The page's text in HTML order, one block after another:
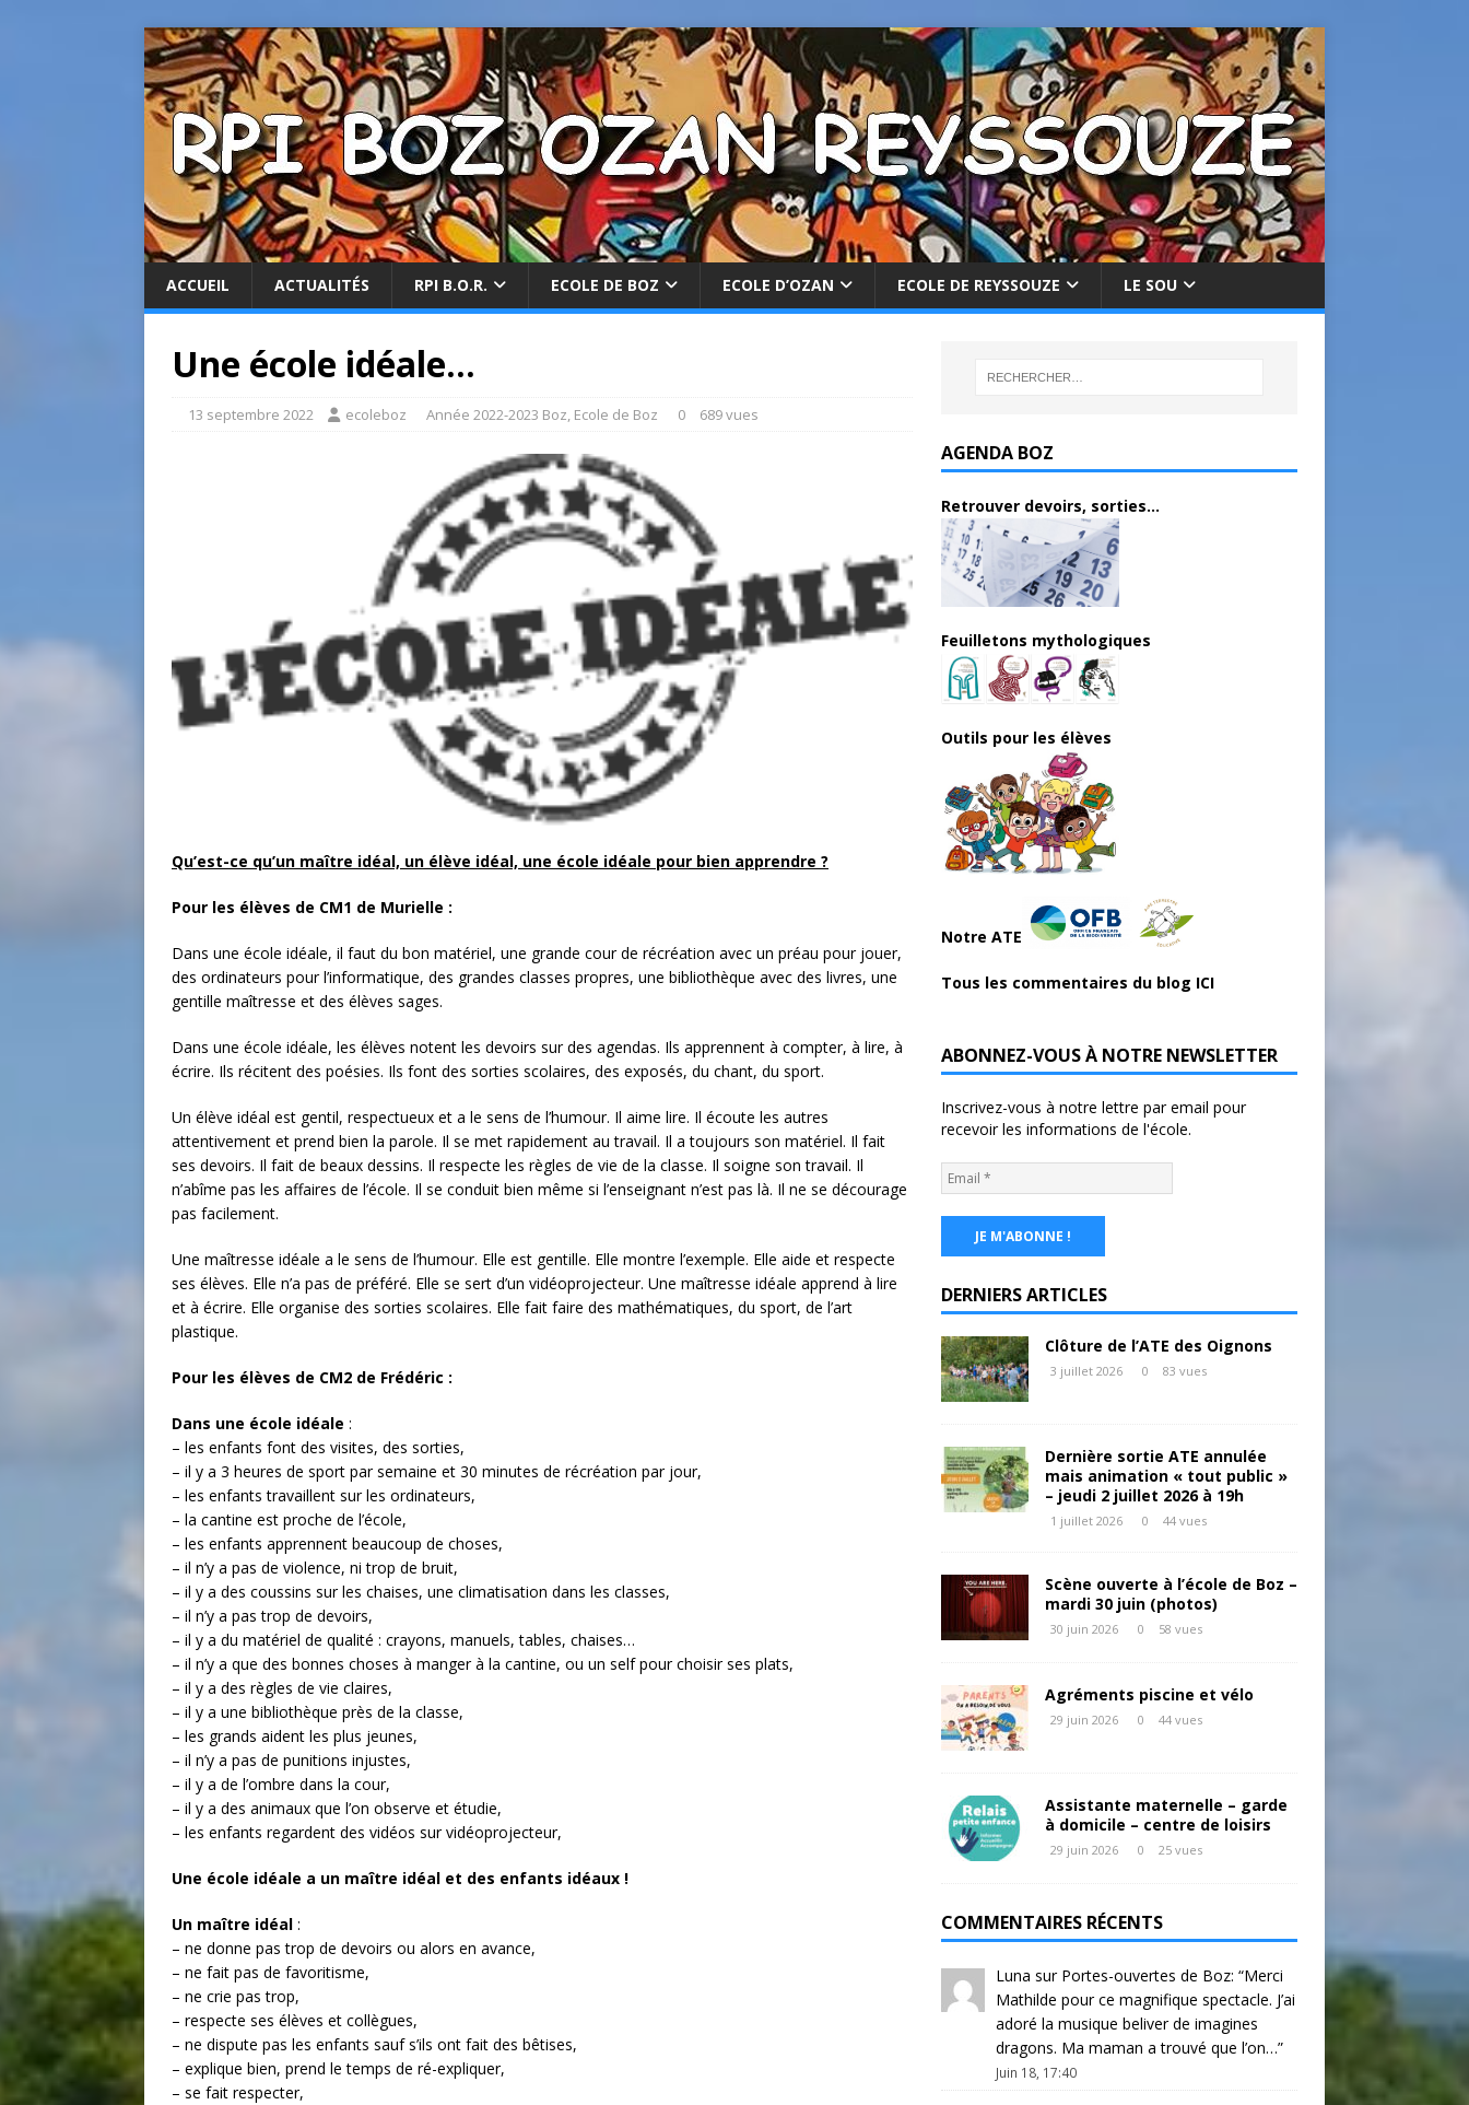
ACCUEIL ACTUALITÉS RPI B.O.R. ECOLE DE BOZ ECOLE D’OZAN ECOLE DE REYSSOUZE LE SOU
Une école idéale…
13 septembre 2022 ecoleboz Année 2022-2023 Boz, Ecole de Boz 0 689 vues
Qu’est-ce qu’un maître idéal, un élève idéal, une école idéale pour bien apprendre ?
Pour les élèves de CM1 de Murielle :
Dans une école idéale, il faut du bon matériel, une grande cour de récréation avec un préau pour jouer,
des ordinateurs pour l’informatique, des grandes classes propres, une bibliothèque avec des livres, une
gentille maîtresse et des élèves sages.
Dans une école idéale, les élèves notent les devoirs sur des agendas. Ils apprennent à compter, à lire, à
écrire. Ils récitent des poésies. Ils font des sorties scolaires, des exposés, du chant, du sport.
Un élève idéal est gentil, respectueux et a le sens de l’humour. Il aime lire. Il écoute les autres
attentivement et prend bien la parole. Il se met rapidement au travail. Il a toujours son matériel. Il fait
ses devoirs. Il fait de beaux dessins. Il respecte les règles de vie de la classe. Il soigne son travail. Il
n’abîme pas les affaires de l’école. Il se conduit bien même si l’enseignant n’est pas là. Il ne se décourage
pas facilement.
Une maîtresse idéale a le sens de l’humour. Elle est gentille. Elle montre l’exemple. Elle aide et respecte
ses élèves. Elle n’a pas de préféré. Elle se sert d’un vidéoprojecteur. Une maîtresse idéale apprend à lire
et à écrire. Elle organise des sorties scolaires. Elle fait faire des mathématiques, du sport, de l’art
plastique.
Pour les élèves de CM2 de Frédéric :
Dans une école idéale :
– les enfants font des visites, des sorties,
– il y a 3 heures de sport par semaine et 30 minutes de récréation par jour,
– les enfants travaillent sur les ordinateurs,
– la cantine est proche de l’école,
– les enfants apprennent beaucoup de choses,
– il n’y a pas de violence, ni trop de bruit,
– il y a des coussins sur les chaises, une climatisation dans les classes,
– il n’y a pas trop de devoirs,
– il y a du matériel de qualité : crayons, manuels, tables, chaises…
– il n’y a que des bonnes choses à manger à la cantine, ou un self pour choisir ses plats,
– il y a des règles de vie claires,
– il y a une bibliothèque près de la classe,
– les grands aident les plus jeunes,
– il n’y a pas de punitions injustes,
– il y a de l’ombre dans la cour,
– il y a des animaux que l’on observe et étudie,
– les enfants regardent des vidéos sur vidéoprojecteur,
Une école idéale a un maître idéal et des enfants idéaux !
Un maître idéal :
– ne donne pas trop de devoirs ou alors en avance,
– ne fait pas de favoritisme,
– ne crie pas trop,
– respecte ses élèves et collègues,
– ne dispute pas les enfants sauf s’ils ont fait des bêtises,
– explique bien, prend le temps de ré-expliquer,
– se fait respecter,
AGENDA BOZ
Retrouver devoirs, sorties...
Feuilletons mythologiques
Outils pour les élèves
Notre ATE
Tous les commentaires du blog ICI
ABONNEZ-VOUS À NOTRE NEWSLETTER
Inscrivez-vous à notre lettre par email pour
recevoir les informations de l'école.
DERNIERS ARTICLES
Clôture de l’ATE des Oignons
3 juillet 2026 0 83 vues
Dernière sortie ATE annulée
mais animation « tout public »
– jeudi 2 juillet 2026 à 19h
1 juillet 2026 0 44 vues
Scène ouverte à l’école de Boz –
mardi 30 juin (photos)
30 juin 2026 0 58 vues
Agréments piscine et vélo
29 juin 2026 0 44 vues
Assistante maternelle – garde
à domicile – centre de loisirs
29 juin 2026 0 25 vues
COMMENTAIRES RÉCENTS
Luna sur Portes-ouvertes de Boz: “Merci
Mathilde pour ce magnifique spectacle. J’ai
adoré la musique beliver de imagines
dragons. Ma maman a trouvé que l’on…”
Juin 18, 17:40